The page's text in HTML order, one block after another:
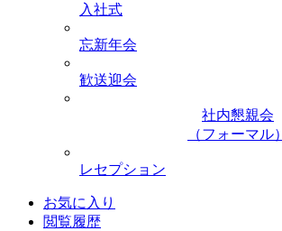
入社式
忘新年会
歓送迎会
社内懇親会
（フォーマル）
レセプション
お気に入り
閲覧履歴